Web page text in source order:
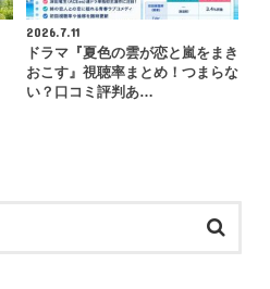
2026.7.11
ドラマ『夏色の雲が恋と嵐をまき
おこす』視聴率まとめ！つまらな
い？口コミ評判あ…